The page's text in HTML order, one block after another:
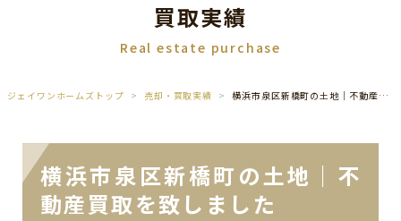
買取実績
Real estate purchase
ジェイワンホームズトップ 売却・買取実績 横浜市泉区新橋町の土地｜不動産買取を致しました
横浜市泉区新橋町の土地｜不
動産買取を致しました